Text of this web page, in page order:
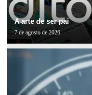
A arte de ser pai
7 de agosto de 2026